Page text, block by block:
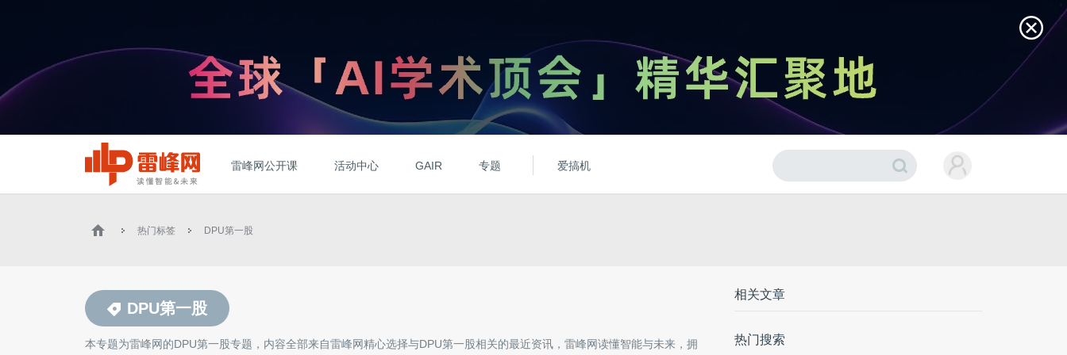
雷峰网公开课 活动中心 GAIR 专题 爱搞机
热门标签 DPU第一股
DPU第一股
本专题为雷峰网的DPU第一股专题，内容全部来自雷峰网精心选择与DPU第一股相关的最近资讯，雷峰网读懂智能与未来，拥
相关文章
热门搜索